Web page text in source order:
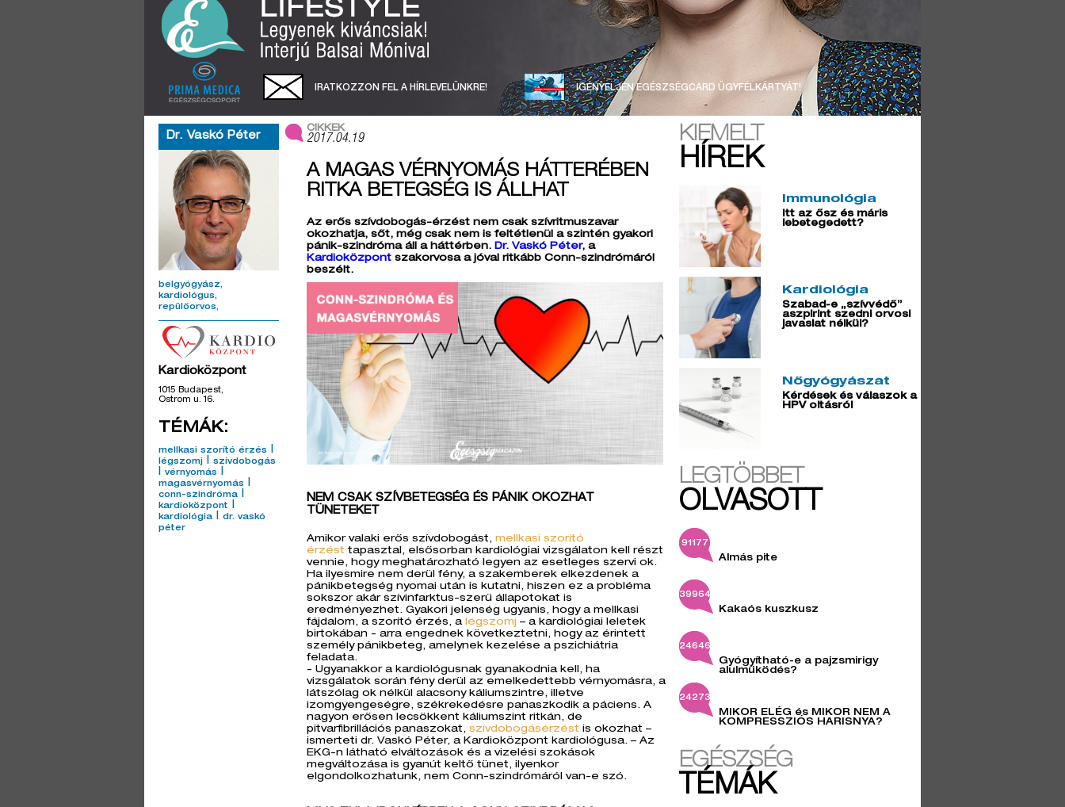
IRATKOZZON FEL A HÍRLEVELÜNKRE! IGÉNYELJEN EGÉSZSÉGCARD ÜGYFÉLKÁRTYÁT!
Dr. Vaskó Péter
belgyógyász
kardiológus
repülőorvos
Kardioközpont
1015 Budapest,
Ostrom u. 16.
TÉMÁK:
mellkasi szorító érzés |
légszomj | szívdobogás
| vérnyomás |
magasvérnyomás |
conn-szindróma |
kardioközpont |
kardiológia | dr. vaskó
péter
CIKKEK
2017.04.19
A MAGAS VÉRNYOMÁS HÁTTERÉBEN
RITKA BETEGSÉG IS ÁLLHAT
Az erős szívdobogás-érzést nem csak szívritmuszavar
okozhatja, sőt, még csak nem is feltétlenül a szintén gyakori
pánik-szindróma áll a háttérben. Dr. Vaskó Péter, a
Kardioközpont szakorvosa a jóval ritkább Conn-szindrómáról
beszélt.
NEM CSAK SZÍVBETEGSÉG ÉS PÁNIK OKOZHAT
TÜNETEKET
Amikor valaki erős szívdobogást, mellkasi szorító
érzést tapasztal, elsősorban kardiológiai vizsgálaton kell részt
vennie, hogy meghatározható legyen az esetleges szervi ok.
Ha ilyesmire nem derül fény, a szakemberek elkezdenek a
pánikbetegség nyomai után is kutatni, hiszen ez a probléma
sokszor akár szívinfarktus-szerű állapotokat is
eredményezhet. Gyakori jelenség ugyanis, hogy a mellkasi
fájdalom, a szorító érzés, a légszomj – a kardiológiai leletek
birtokában - arra engednek következtetni, hogy az érintett
személy pánikbeteg, amelynek kezelése a pszichiátria
feladata.
- Ugyanakkor a kardiológusnak gyanakodnia kell, ha
vizsgálatok során fény derül az emelkedettebb vérnyomásra, a
látszólag ok nélkül alacsony káliumszintre, illetve
izomgyengeségre, székrekedésre panaszkodik a páciens. A
nagyon erősen lecsökkent káliumszint ritkán, de
pitvarfibrillációs panaszokat, szívdobogásérzést is okozhat –
ismerteti dr. Vaskó Péter, a Kardioközpont kardiológusa. – Az
EKG-n látható elváltozások és a vizelési szokások
megváltozása is gyanút keltő tünet, ilyenkor
elgondolkozhatunk, nem Conn-szindrómáról van-e szó.
KIEMELT
HÍREK
Immunológia
Itt az ősz és máris
lebetegedett?
Kardiológia
Szabad-e „szívvédő”
aszpirint szedni orvosi
javaslat nélkül?
Nőgyógyászat
Kérdések és válaszok a
HPV oltásról
LEGTÖBBET
OLVASOTT
91177
Almás pite
39964
Kakaós kuszkusz
24646
Gyógyítható-e a pajzsmirigy
alulműködés?
24273
MIKOR ELÉG és MIKOR NEM A
KOMPRESSZIÓS HARISNYA?
EGÉSZSÉG
TÉMÁK